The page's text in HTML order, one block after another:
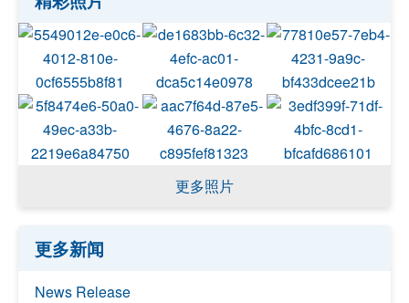
更多照片
更多新闻
News Release